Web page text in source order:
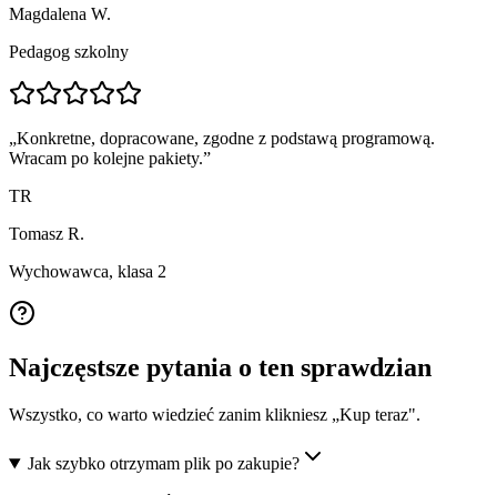
Magdalena W.
Pedagog szkolny
„Konkretne, dopracowane, zgodne z podstawą programową.
Wracam po kolejne pakiety.”
TR
Tomasz R.
Wychowawca, klasa 2
Najczęstsze pytania o ten sprawdzian
Wszystko, co warto wiedzieć zanim klikniesz „Kup teraz".
Jak szybko otrzymam plik po zakupie?